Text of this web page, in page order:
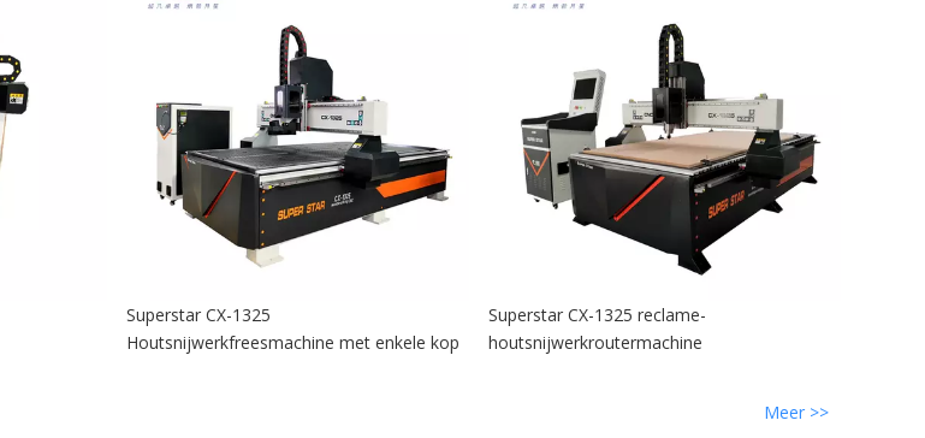
Superstar CX-1325
Houtsnijwerkfreesmachine met enkele kop
Superstar CX-1325 reclame-
houtsnijwerkroutermachine
Meer >>